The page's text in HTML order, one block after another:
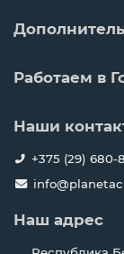
Работаем в
Наши
+375 (29) 680-
Наш адрес